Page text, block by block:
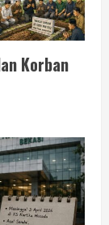
Korban